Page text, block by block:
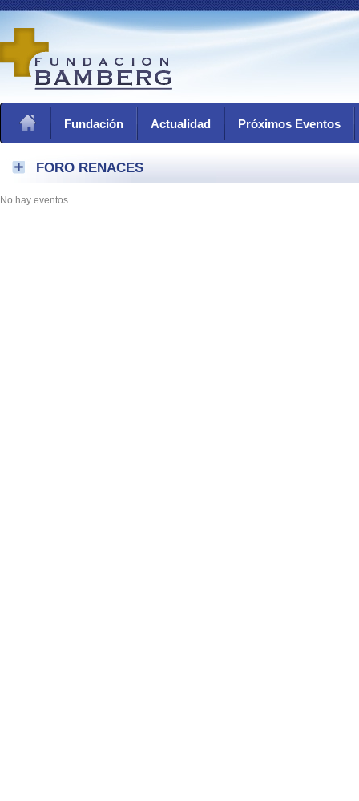
Fundación Actualidad Próximos Eventos
FORO RENACES
No hay eventos.